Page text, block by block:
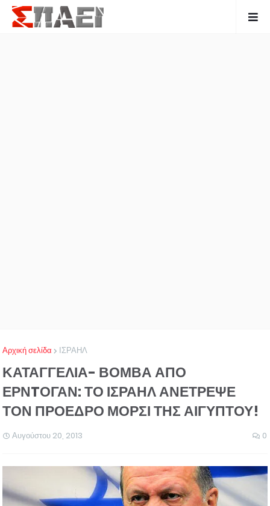
Αρχική σελίδα ΙΣΡΑΗΛ
ΚΑΤΑΓΓΕΛΙΑ- ΒΟΜΒΑ ΑΠΟ
ΕΡΝTΟΓΑΝ: ΤΟ ΙΣΡΑΗΛ ΑΝΕΤΡΕΨΕ
ΤΟΝ ΠΡΟΕΔΡΟ ΜΟΡΣΙ ΤΗΣ ΑΙΓΥΠΤΟΥ!
Αυγούστου 20, 2013 0